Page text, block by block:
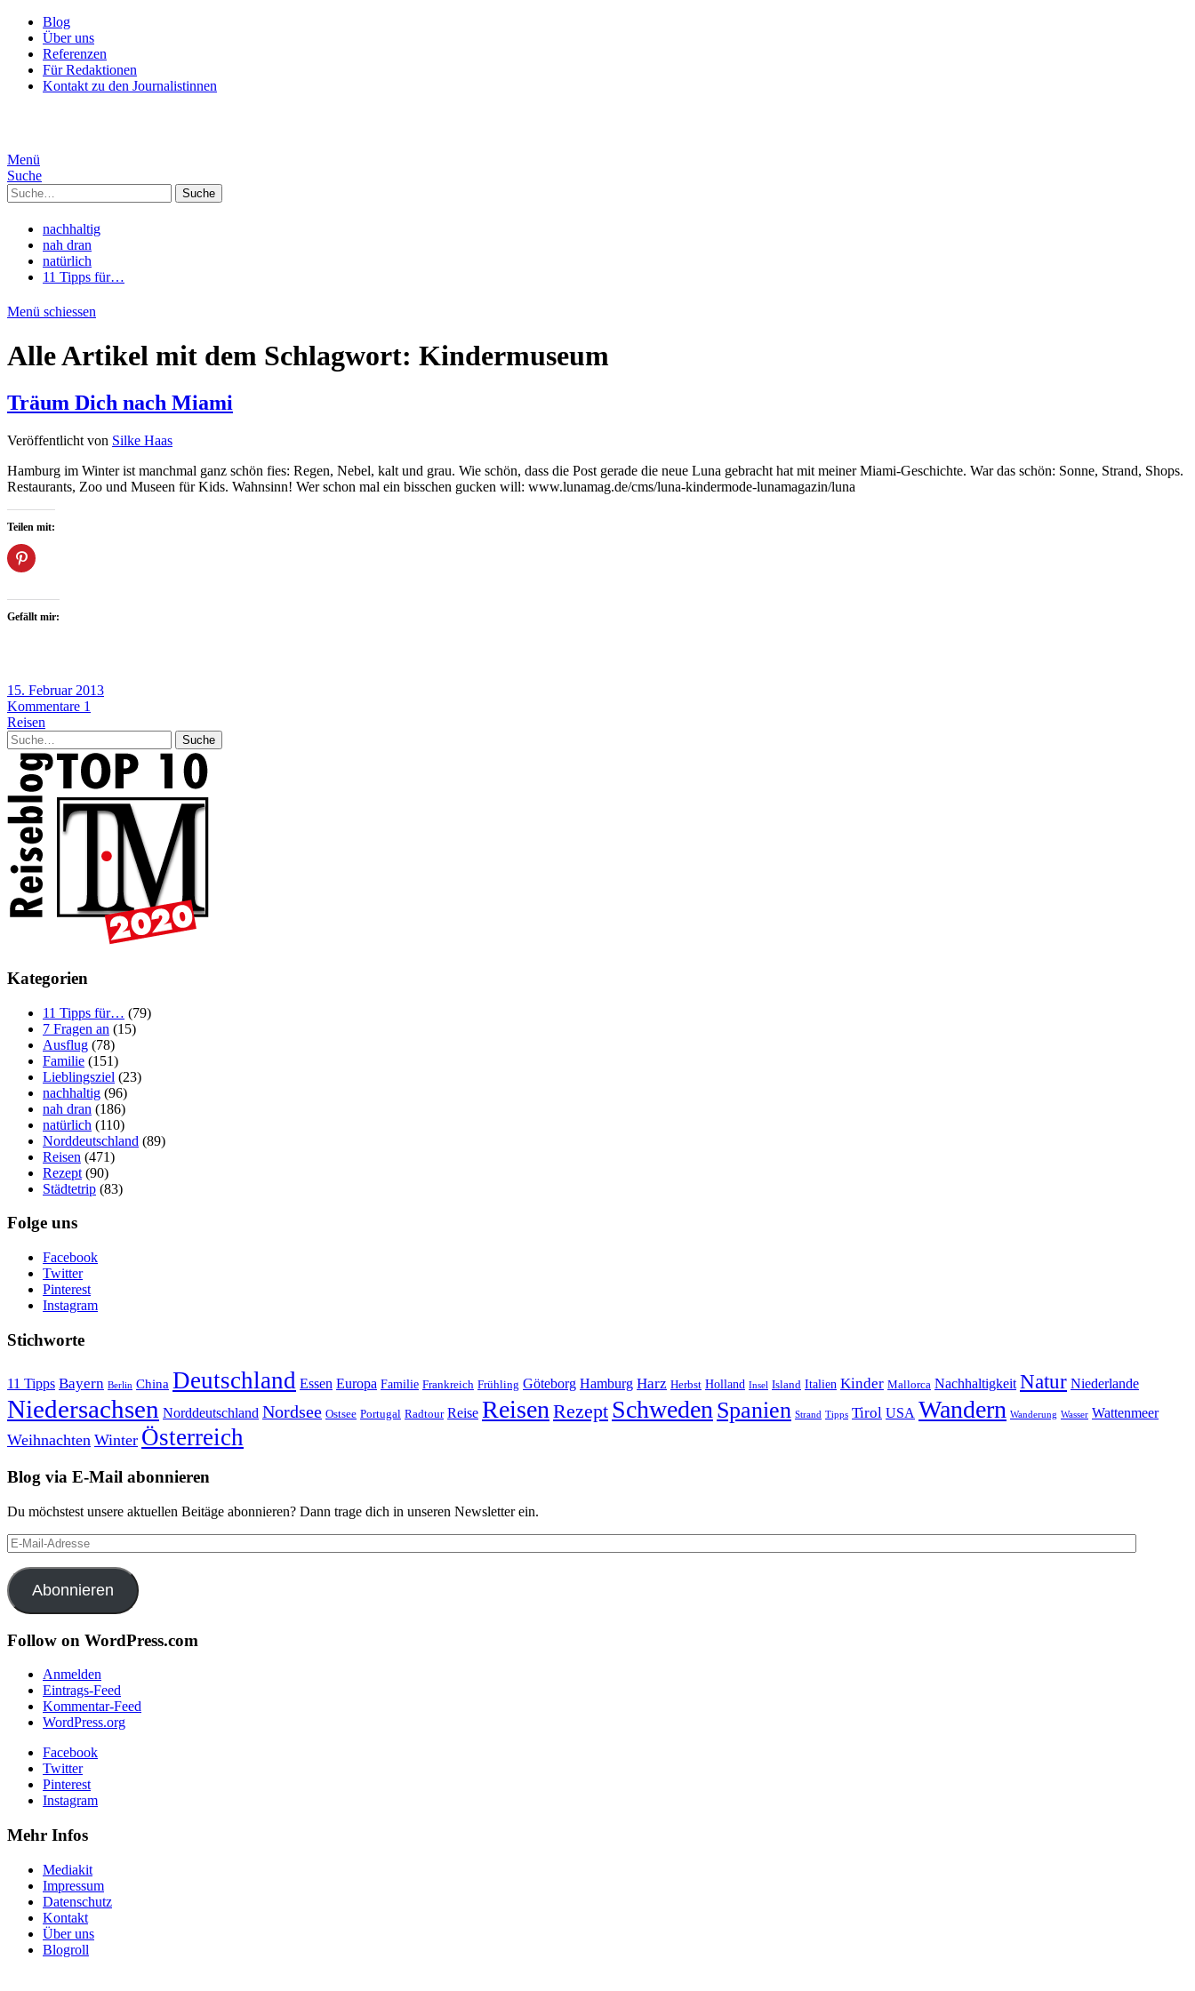
Blog
Über uns
Referenzen
Für Redaktionen
Kontakt zu den Journalistinnen
Menü
Suche
Suche
nachhaltig
nah dran
natürlich
11 Tipps für…
Menü schiessen
Alle Artikel mit dem Schlagwort: Kindermuseum
Träum Dich nach Miami
Veröffentlicht von Silke Haas
Hamburg im Winter ist manchmal ganz schön fies: Regen, Nebel, kalt und grau. Wie schön, dass die Post gerade die neue Luna gebracht hat mit meiner Miami-Geschichte. War das schön: Sonne, Strand, Shops.
Restaurants, Zoo und Museen für Kids. Wahnsinn! Wer schon mal ein bisschen gucken will: www.lunamag.de/cms/luna-kindermode-lunamagazin/luna
Teilen mit:
Gefällt mir:
15. Februar 2013
Kommentare 1
Reisen
Suche
Kategorien
11 Tipps für… (79)
7 Fragen an (15)
Ausflug (78)
Familie (151)
Lieblingsziel (23)
nachhaltig (96)
nah dran (186)
natürlich (110)
Norddeutschland (89)
Reisen (471)
Rezept (90)
Städtetrip (83)
Folge uns
Facebook
Twitter
Pinterest
Instagram
Stichworte
11 Tipps Bayern Berlin China Deutschland Essen Europa Familie Frankreich Frühling Göteborg Hamburg Harz Herbst Holland Insel Island Italien Kinder Mallorca Nachhaltigkeit Natur Niederlande
Niedersachsen Norddeutschland Nordsee Ostsee Portugal Radtour Reise Reisen Rezept Schweden Spanien Strand Tipps Tirol USA Wandern Wanderung Wasser Wattenmeer
Weihnachten Winter Österreich
Blog via E-Mail abonnieren
Du möchstest unsere aktuellen Beitäge abonnieren? Dann trage dich in unseren Newsletter ein.
E-
Mail-
Adresse
Abonnieren
Follow on WordPress.com
Anmelden
Eintrags-Feed
Kommentar-Feed
WordPress.org
Facebook
Twitter
Pinterest
Instagram
Mehr Infos
Mediakit
Impressum
Datenschutz
Kontakt
Über uns
Blogroll